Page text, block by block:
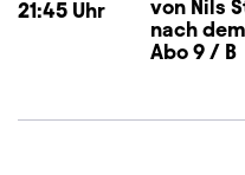
21:45 Uhr
von Nils
nach
Abo 9 / B